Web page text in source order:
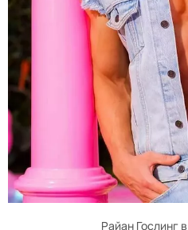
Райан Гослинг